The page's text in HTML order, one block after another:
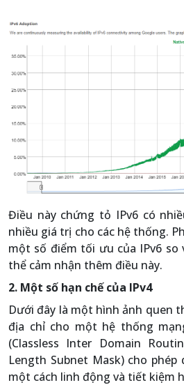
Điều này chứng tỏ IPv6 có
nhiều giá trị cho các hệ thống.
một số điểm tối ưu của IPv6 so
thể cảm nhận thêm điều này.
2. Một số hạn chế của IPv4
Dưới đây là một hình ảnh quen
địa chỉ cho một hệ thống
(Classless Inter Domain
Length Subnet Mask) cho phép
một cách linh động và tiết kiệm